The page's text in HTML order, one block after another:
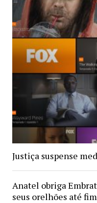
Justiça suspense
Anatel obriga
seus orelhões até